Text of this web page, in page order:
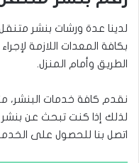
لدينا عدة ورشات بنشر
بكافة المعدات اللازمة
الطريق وأمام المنزل.
نقدم كافة خدمات البنشر،
اتصل بنا للحصول على